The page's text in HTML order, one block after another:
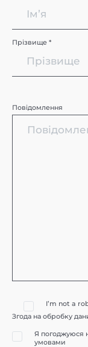
Прізвище *
Повідомлення
I’m not a
Згода на обробку
Я погоджуюся
умовами